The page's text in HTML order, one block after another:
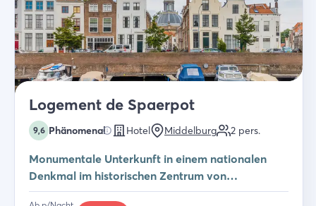
Logement de Spaerpot
9,6 Phänomenal Hotel Middelburg 2 pers.
Monumentale Unterkunft in einem nationalen
Denkmal im historischen Zentrum von
Middelburg